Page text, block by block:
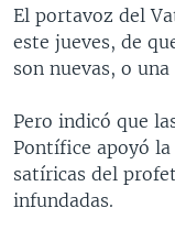
DEPORTIVO
NOTA ECONÓMICA
Idiomas
El portavoz del
este jueves, de
son nuevas, o una
Pero indicó que
Pontífice apoyó
satíricas del
infundadas.